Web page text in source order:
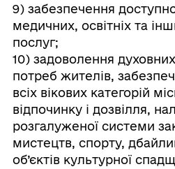
9) забезпечення
медичних, освітніх та
послуг;
10) задоволення
потреб жителів,
всіх вікових категорій
відпочинку і дозвілля,
розгалуженої системи
мистецтв, спорту,
об’єктів культурної